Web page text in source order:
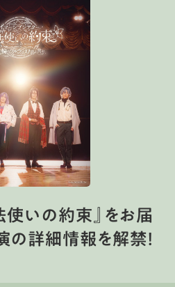
いの約束』をお届
の詳細情報を解禁！